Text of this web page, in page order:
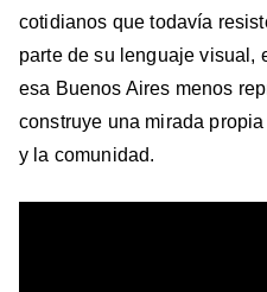
cotidianos que todavía
parte de su lenguaje visual,
esa Buenos Aires menos
construye una mirada
y la comunidad.